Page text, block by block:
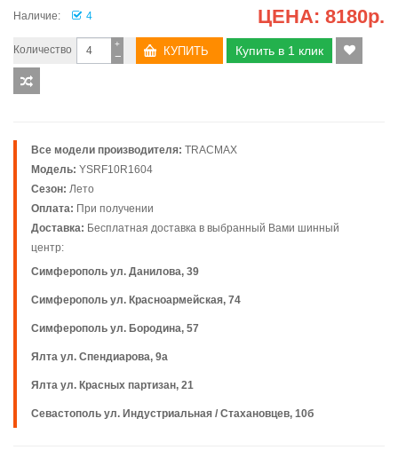
Наличие: 4 ЦЕНА: 8180р.
Количество −
+ Купить в 1 клик
Все модели производителя: TRACMAX
Модель: YSRF10R1604
Сезон: Лето
Оплата: При получении
Доставка: Бесплатная доставка в выбранный Вами шинный
центр:
Симферополь ул. Данилова, 39
Симферополь ул. Красноармейская, 74
Симферополь ул. Бородина, 57
Ялта ул. Спендиарова, 9а
Ялта ул. Красных партизан, 21
Севастополь ул. Индустриальная / Стахановцев, 10б